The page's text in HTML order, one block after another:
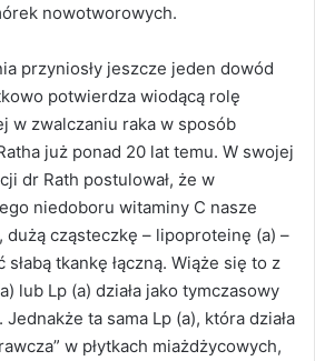
nowotworowych.
przyniosły jeszcze jeden dowód
potwierdza wiodącą rolę
w zwalczaniu raka w sposób
już ponad 20 lat temu. W swojej
dr Rath postulował, że w
niedoboru witaminy C nasze
dużą cząsteczkę – lipoproteinę (a) –
tkankę łączną. Wiąże się to z
lub Lp (a) działa jako tymczasowy
ta sama Lp (a), która działa
w płytkach miażdżycowych,